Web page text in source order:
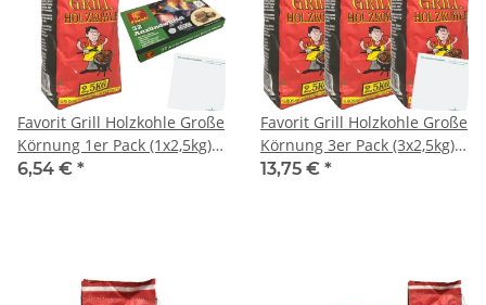
Favorit Grill Holzkohle Große
Körnung 1er Pack (1x2,5kg)
Flash Öko-Anzündwürfel
6,54 € *
Favorit Grill Holzkohle Große
Körnung 3er Pack (3x2,5kg)
Flash Öko-Anzündwürfel
13,75 € *